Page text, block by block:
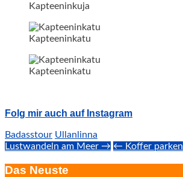
Kapteeninkuja
Kapteeninkatu
Kapteeninkatu
Folg mir auch auf Instagram
Badasstour Ullanlinna
Post
navigation
Lustwandeln am Meer → ← Koffer parken
Das Neuste